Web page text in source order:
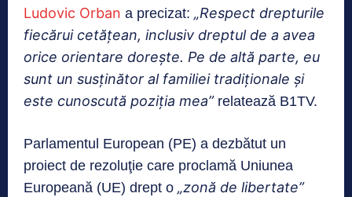
Ludovic Orban a precizat: „Respect drepturile
fiecărui cetăţean, inclusiv dreptul de a avea
orice orientare doreşte. Pe de altă parte, eu
sunt un susţinător al familiei tradiţionale şi
este cunoscută poziția mea”relatează B1TV.
Parlamentul European (PE) a dezbătut un
proiect de rezoluţie care proclamă Uniunea
Europeană (UE) drept o „zonă de libertate”